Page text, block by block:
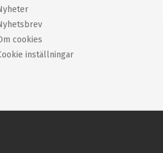
cookies
inställningar